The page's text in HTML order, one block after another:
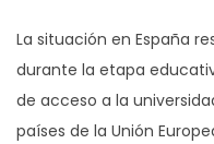
La situación en España
durante la etapa
de acceso a la
países de la Unión